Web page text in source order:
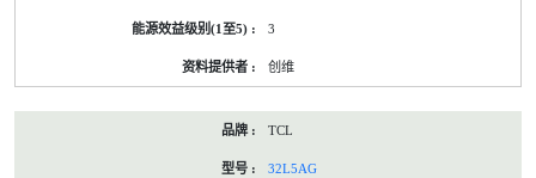
3
创维
TCL
32L5AG